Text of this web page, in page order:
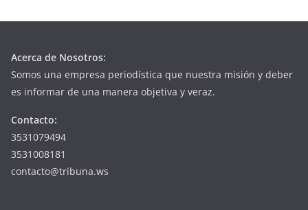
Acerca de Nosotros:
Somos una empresa periodística que nuestra misión y deber
es informar de una manera objetiva y veraz.
Contacto:
3531079494
3531008181
contacto@tribuna.ws